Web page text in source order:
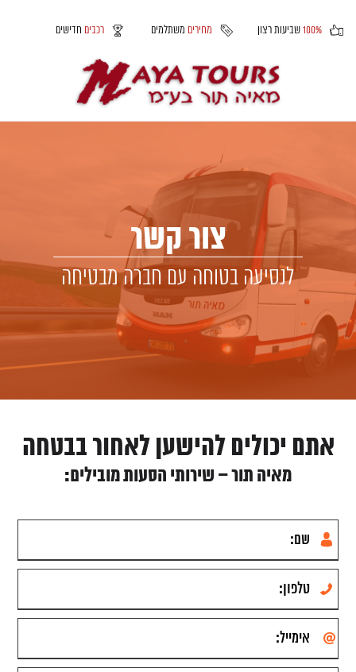
100%שביעות רצון מחירים משתלמים רכבים חדישים
צור קשר
לנסיעה בטוחה עם חברה מבטיחה
אתם יכולים להישען לאחור בבטחה
מאיה תור – שירותי הסעות מובילים: